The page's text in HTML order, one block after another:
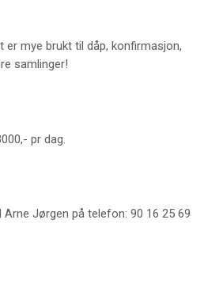
er mye brukt til dåp, konfirmasjon,
samlinger!
pr dag.
Arne Jørgen på telefon: 90 16 25 69